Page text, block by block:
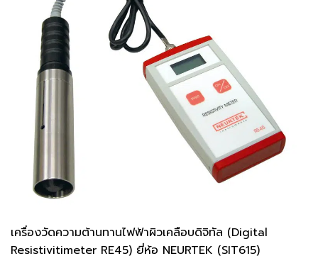
เครื่องวัดความต้านทานไฟฟ้าผิวเคลือบดิจิทัล (Digital
Resistivitimeter RE45) ยี่ห้อ NEURTEK (SIT615)